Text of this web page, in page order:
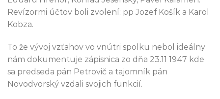
Revízormi účtov boli zvolení: pp Jozef Košík a Karol
Kobza.
To že vývoj vzťahov vo vnútri spolku nebol ideálny
nám dokumentuje zápisnica zo dňa 23.11 1947 kde
sa predseda pán Petrovič a tajomník pán
Novodvorský vzdali svojich funkcií.